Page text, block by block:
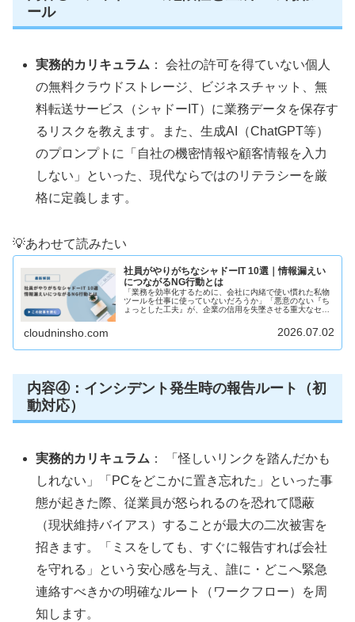
ール
実務的カリキュラム ： 会社の許可を得ていない個人
の無料クラウドストレージ、ビジネスチャット、無
料転送サービス（シャドーIT）に業務データを保存す
るリスクを教えます。また、生成AI（ChatGPT等）
のプロンプトに「自社の機密情報や顧客情報を入力
しない」といった、現代ならではのリテラシーを厳
格に定義します。
💡あわせて読みたい
社員がやりがちなシャドーIT 10選｜情報漏えい
につながるNG行動とは
「業務を効率化するために、会社に内緒で使い慣れた私物
ツールを仕事に使っていないだろうか」「悪意のない『ち
ょっとした工夫』が、企業の信用を失墜させる重大なセキ
cloudninsho.com 2026.07.02
内容④：インシデント発生時の報告ルート（初
動対応）
実務的カリキュラム ： 「怪しいリンクを踏んだかも
しれない」「PCをどこかに置き忘れた」といった事
態が起きた際、従業員が怒られるのを恐れて隠蔽
（現状維持バイアス）することが最大の二次被害を
招きます。「ミスをしても、すぐに報告すれば会社
を守れる」という安心感を与え、誰に・どこへ緊急
連絡すべきかの明確なルート（ワークフロー）を周
知します。